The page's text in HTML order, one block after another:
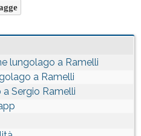
lungolago a Ramelli
a Ramelli
Sergio Ramelli